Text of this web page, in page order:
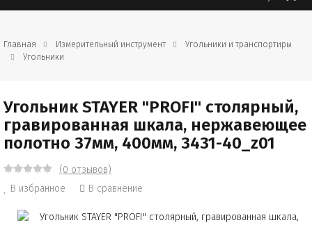
Главная Измерительный инструмент
Угольники и транспортиры
Угольники
Угольник STAYER "PROFI" столярный,
гравированная шкала, нержавеющее
полотно 37мм, 400мм, 3431-40_z01
(0 отзывов)
В избранное
В сравнение